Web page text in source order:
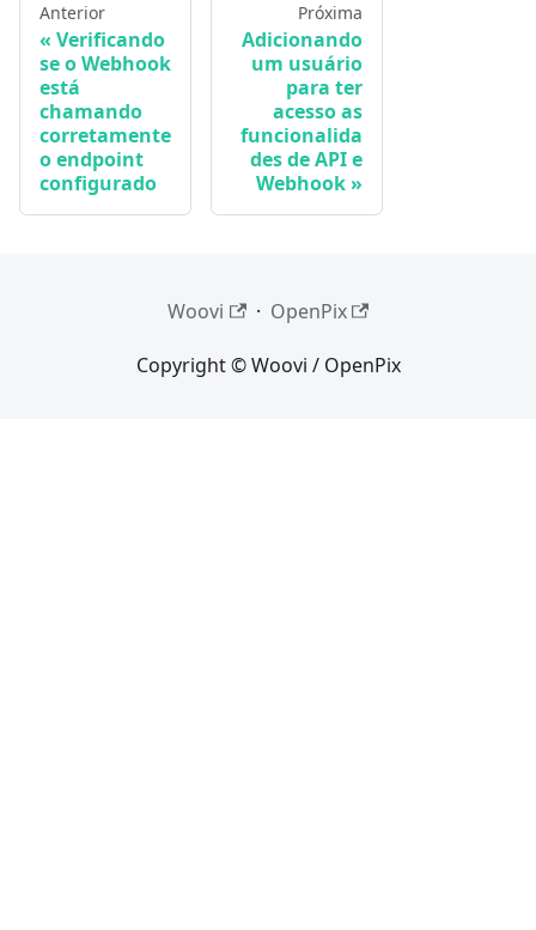
Anterior
Verificando
se o Webhook
está
chamando
corretamente
o endpoint
configurado
Próxima
Adicionando
um usuário
para ter
acesso as
funcionalida
des de API e
Webhook
Woovi · OpenPix
Copyright © Woovi / OpenPix